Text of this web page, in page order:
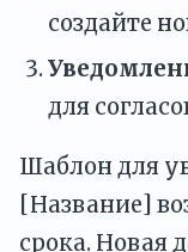
создайте
для
Шаблон для
[Название]
срока. Новая